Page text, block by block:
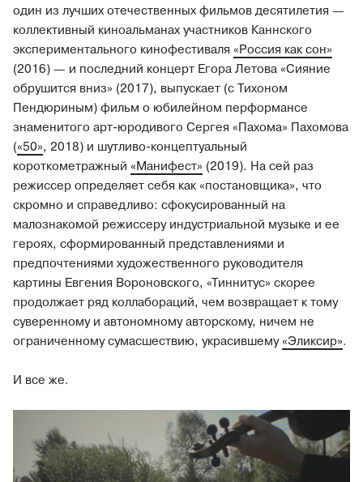
один из лучших отечественных фильмов десятилетия —
коллективный киноальманах участников Каннского
экспериментального кинофестиваля «Россия как сон»
(2016) — и последний концерт Егора Летова «Сияние
обрушится вниз» (2017), выпускает (с Тихоном
Пендюриным) фильм о юбилейном перформансе
знаменитого арт-юродивого Сергея «Пахома» Пахомова
(«50», 2018) и шутливо-концептуальный
короткометражный «Манифест» (2019). На сей раз
режиссер определяет себя как «постановщика», что
скромно и справедливо: сфокусированный на
малознакомой режиссеру индустриальной музыке и ее
героях, сформированный представлениями и
предпочтениями художественного руководителя
картины Евгения Вороновского, «Тиннитус» скорее
продолжает ряд коллабораций, чем возвращает к тому
суверенному и автономному авторскому, ничем не
ограниченному сумасшествию, украсившему«Эликсир».
И все же.